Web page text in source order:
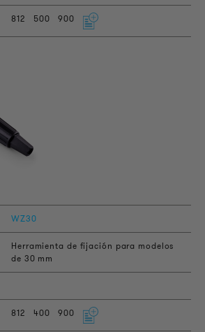
812 500 900
WZ30
Herramienta de fijación para modelos
de 30 mm
812 400 900